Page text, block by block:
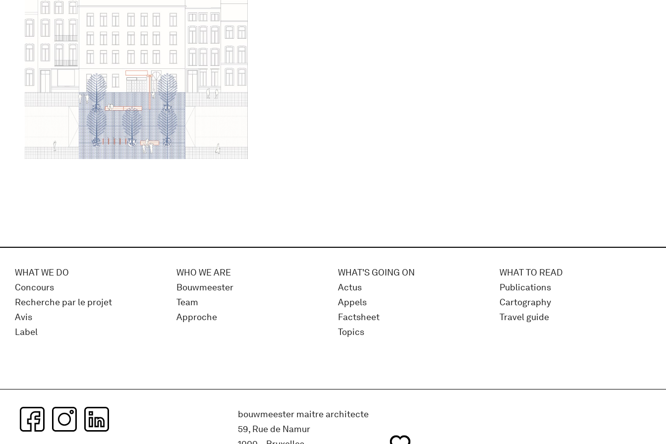
WHAT WE DO
Concours
Recherche par le projet
Avis
Label
WHO WE ARE
Bouwmeester
Team
Approche
WHAT'S GOING ON
Actus
Appels
Factsheet
Topics
WHAT TO READ
Publications
Cartography
Travel guide
bouwmeester maitre architecte
59, Rue de Namur